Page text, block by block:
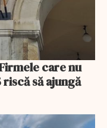
care nu
să ajungă